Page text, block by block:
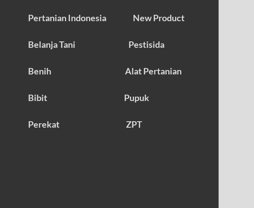
Pertanian Indonesia New Product
Belanja Tani Pestisida
Benih Alat Pertanian
Bibit Pupuk
Perekat ZPT